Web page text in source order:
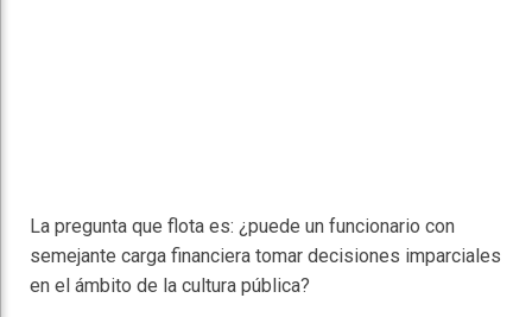
La pregunta que flota es: ¿puede un funcionario con
semejante carga financiera tomar decisiones imparciales
en el ámbito de la cultura pública?